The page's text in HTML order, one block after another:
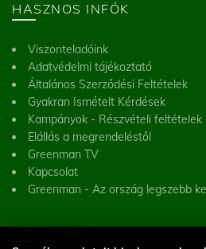
HASZNOS INFÓK
Viszonteladóink
Adatvédelmi tájékoztató
Általános Szerződési Feltételek
Gyakran Ismételt Kérdések
Kampányok - Részvételi feltételek
Elállás a megrendeléstől
Greenman TV
Kapcsolat
Greenman - Az ország legszebb
GREENMAN